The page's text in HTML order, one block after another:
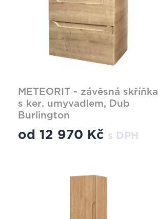
METEORIT - závěsná skříňka
s ker. umyvadlem, Dub
Burlington
od 12 970 Kč s DPH